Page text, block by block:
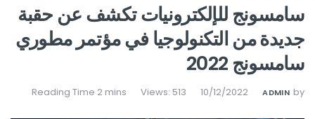
سامسونج للإلكترونيات تكشف عن حقبة
جديدة من التكنولوجيا في مؤتمر مطوري
سامسونج 2022
by
ADMIN
10/12/2022
Views: 513